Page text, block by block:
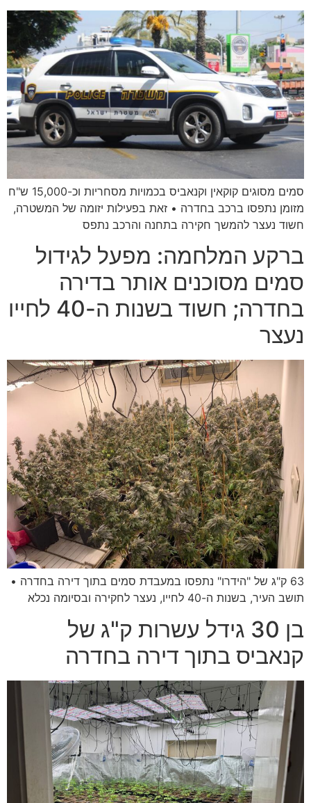
סמים מסוגים קוקאין וקנאביס בכמויות מסחריות וכ-15,000 ש"ח
מזומן נתפסו ברכב בחדרה • זאת בפעילות יזומה של המשטרה,
חשוד נעצר להמשך חקירה בתחנה והרכב נתפס
ברקע המלחמה: מפעל לגידול
סמים מסוכנים אותר בדירה
בחדרה; חשוד בשנות ה-40 לחייו
נעצר
63 ק"ג של "הידרו" נתפסו במעבדת סמים בתוך דירה בחדרה •
תושב העיר, בשנות ה-40 לחייו, נעצר לחקירה ובסיומה נכלא
בן 30 גידל עשרות ק"ג של
קנאביס בתוך דירה בחדרה